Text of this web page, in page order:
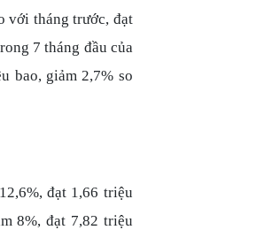
với tháng trước, đạt
7 tháng đầu của
bao, giảm 2,7% so
đạt 1,66 triệu
8%, đạt 7,82 triệu